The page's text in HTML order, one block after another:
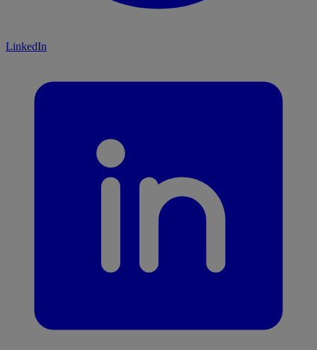
LinkedIn